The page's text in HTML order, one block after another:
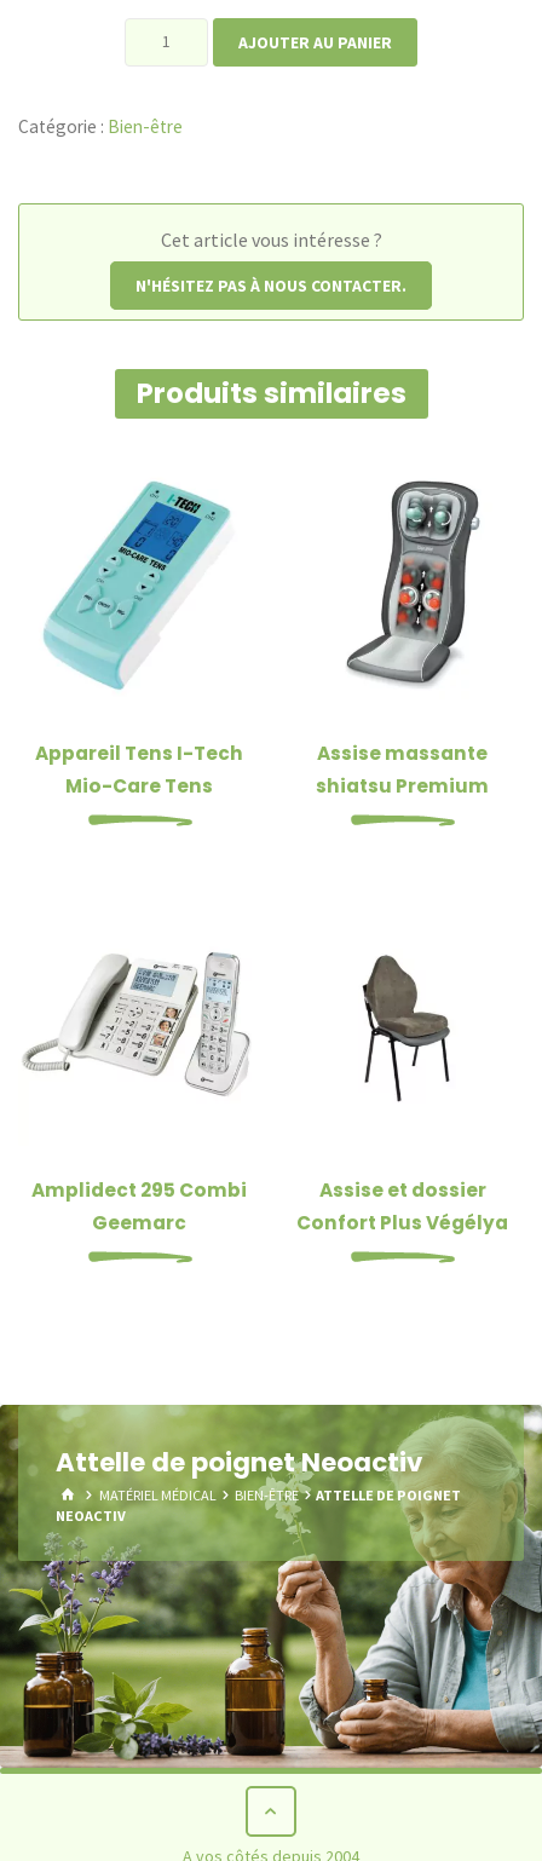
quantité
de
AJOUTER AU PANIER
Catégorie : Bien-être
Cet article vous intéresse ?
N'HÉSITEZ PAS À NOUS CONTACTER.
Produits similaires
Appareil Tens I-Tech
Mio-Care Tens
Assise massante
shiatsu Premium
Amplidect 295 Combi
Geemarc
Assise et dossier
Confort Plus Végélya
Attelle de poignet Neoactiv
HOMEMATÉRIEL MÉDICAL BIEN-ÊTRE
ATTELLE DE POIGNET
NEOACTIV
A vos côtés depuis 2004